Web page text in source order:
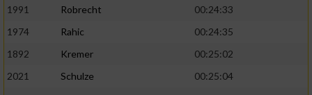
1991
Robrecht
00:24:33
1974
Rahic
00:24:35
1892
Kremer
00:25:02
2021
Schulze
00:25:04